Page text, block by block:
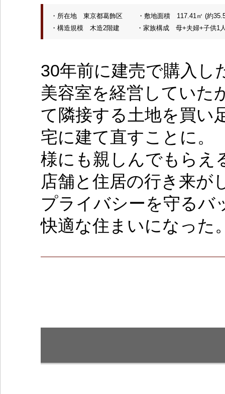
・所在地 東京都葛飾区 ・敷地面積 117.41㎡ (約
・構造規模 木造2階建 ・家族構成 母+夫
30年前に建売で購入し
美容室を経営していた
て隣接する土地を買い
宅に建て直すことに
様にも親しんでもら
店舗と住居の行き来が
プライバシーを守る
快適な住まいになっ